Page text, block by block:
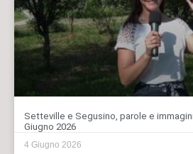
Setteville e Segusino, parole e
Giugno 2026
4 Giugno 2026